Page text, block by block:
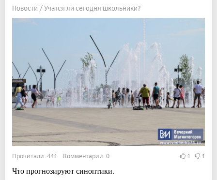
Новости / Учатся ли сегодня школьники?
Прочитали: 441 Комментарии: 0 1 1
Что прогнозируют синоптики.